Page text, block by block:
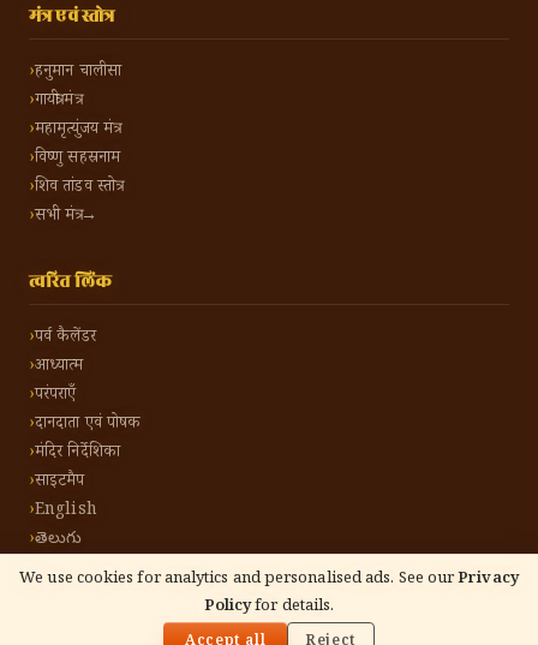
We use cookies for analytics and personalised ads. See ourPrivacy
Policyfor details.
मंत्र एवं स्तोत्र
हनुमान चालीसा
गायत्री मंत्र
महामृत्युंजय मंत्र
विष्णु सहस्रनाम
शिव तांडव स्तोत्र
सभी मंत्र →
त्वरित लिंक
पर्व कैलेंडर
आध्यात्म
परंपराएँ
दानदाता एवं पोषक
मंदिर निर्देशिका
साइटमैप
English
తెలుగు
हिंदू टोन हिंदी। सर्वाधिकार सुरक्षित। गोपनीयता नीति